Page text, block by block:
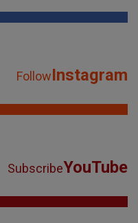
FollowInstagram
SubscribeYouTube